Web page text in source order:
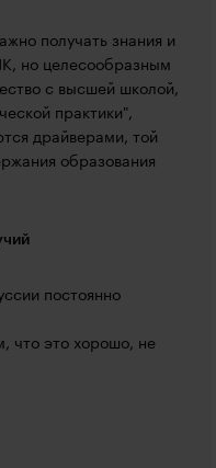
получать знания и
но целесообразным
с высшей школой,
практики",
драйверами, той
образования
постоянно
что это хорошо, не